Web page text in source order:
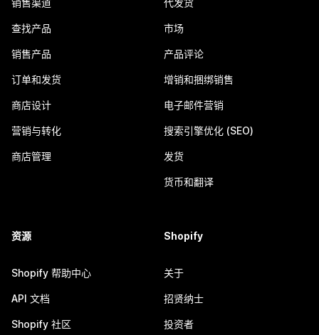
销售渠道
查找产品
销售产品
订单和发货
商店设计
营销与转化
商店管理
代发货
市场
产品评论
增销和捆绑销售
电子邮件营销
搜索引擎优化 (SEO)
发货
货币和翻译
资源
Shopify 帮助中心
API 文档
Shopify 社区
Shopify
关于
招贤纳士
投资者